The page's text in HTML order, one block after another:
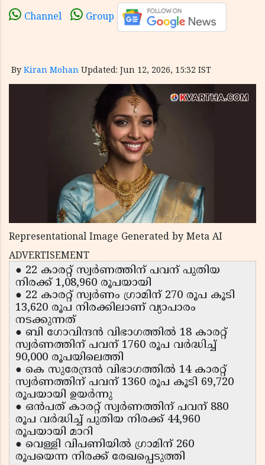
Channel Group
By Kiran Mohan Updated: Jun 12, 2026, 15:32 IST
Representational Image Generated by Meta AI
ADVERTISEMENT
● 22 കാരറ്റ് സ്വർണത്തിന് പവന് പുതിയ
നിരക്ക് 1,08,960 രൂപയായി
● 22 കാരറ്റ് സ്വർണം ഗ്രാമിന് 270 രൂപ കൂടി
13,620 രൂപ നിരക്കിലാണ് വ്യാപാരം
നടക്കുന്നത്
● ബി ഗോവിന്ദൻ വിഭാഗത്തിൽ 18 കാരറ്റ്
സ്വർണത്തിന് പവന് 1760 രൂപ വർദ്ധിച്ച്
90,000 രൂപയിലെത്തി
● കെ സുരേന്ദ്രന്‍ വിഭാഗത്തിൽ 14 കാരറ്റ്
സ്വർണത്തിന് പവന് 1360 രൂപ കൂടി 69,720
രൂപയായി ഉയർന്നു
● ഒൻപത് കാരറ്റ് സ്വർണത്തിന് പവന് 880
രൂപ വർദ്ധിച്ച് പുതിയ നിരക്ക് 44,960
രൂപയായി മാറി
● വെള്ളി വിപണിയിൽ ഗ്രാമിന് 260
രൂപയെന്ന നിരക്ക് രേഖപ്പെടുത്തി